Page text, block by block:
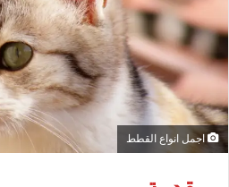
اجمل انواع القطط